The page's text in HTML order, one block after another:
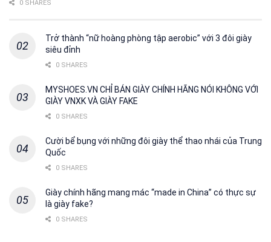
0 SHARES
Trở thành “nữ hoàng phòng tập aerobic” với 3 đôi giày
siêu đỉnh
0 SHARES
MYSHOES.VN CHỈ BÁN GIÀY CHÍNH HÃNG NÓI KHÔNG VỚI
GIÀY VNXK VÀ GIÀY FAKE
0 SHARES
Cười bể bụng với những đôi giày thể thao nhái của Trung
Quốc
0 SHARES
Giày chính hãng mang mác “made in China” có thực sự
là giày fake?
0 SHARES